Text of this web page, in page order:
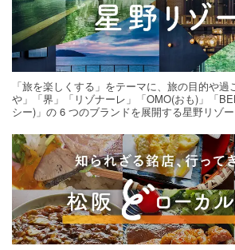
「旅を楽しくする」をテーマに、旅の目的や
や」「界」「リゾナーレ」「OMO(おも)」「
シー)」の 6 つのブランドを展開する星野リゾ